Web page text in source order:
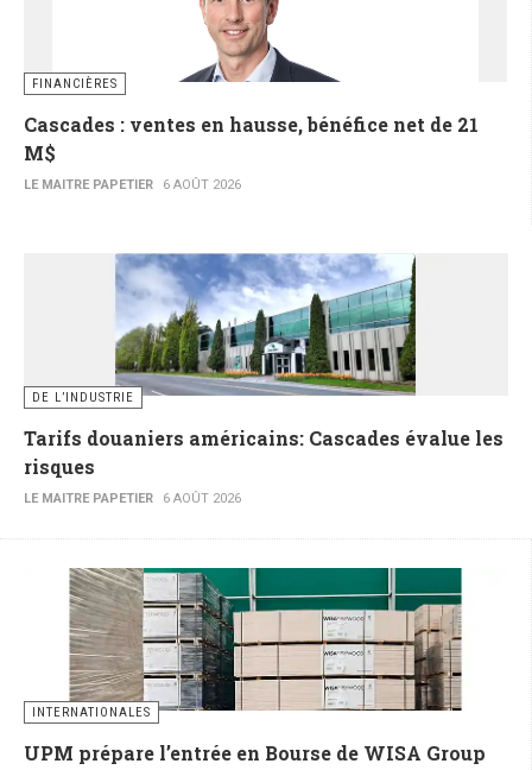
FINANCIÈRES
Cascades : ventes en hausse, bénéfice net de 21
M$
LE MAITRE PAPETIER 6 AOÛT 2026
DE L’INDUSTRIE
Tarifs douaniers américains: Cascades évalue les
risques
LE MAITRE PAPETIER 6 AOÛT 2026
INTERNATIONALES
UPM prépare l’entrée en Bourse de WISA Group